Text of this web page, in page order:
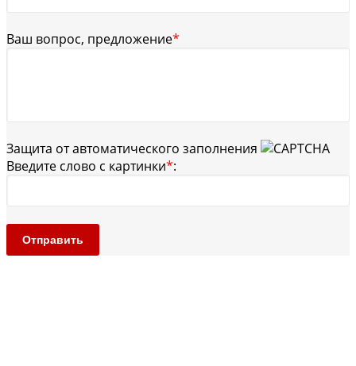
Ваш вопрос, предложение*
Защита от автоматического заполнения
Введите слово с картинки*:
Отправить